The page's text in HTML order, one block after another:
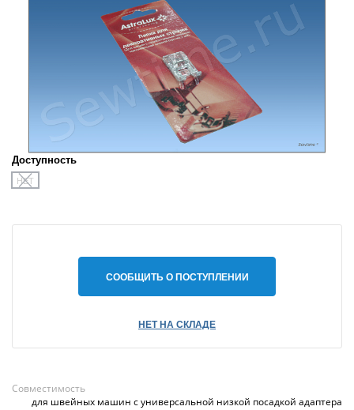
Доступность
НЕТ
СООБЩИТЬ О ПОСТУПЛЕНИИ
НЕТ НА СКЛАДЕ
Совместимость
для швейных машин с универсальной низкой посадкой адаптера